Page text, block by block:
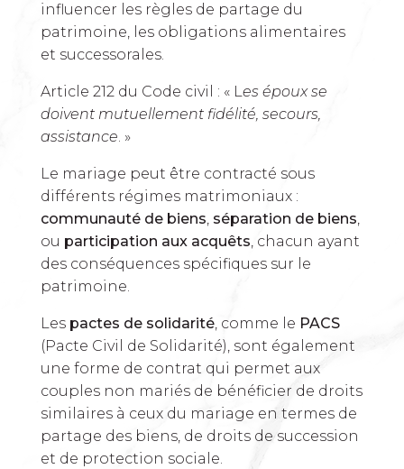
influencer les règles de partage du
patrimoine, les obligations alimentaires
et successorales.
Article 212 du Code civil : « Les époux se
doivent mutuellement fidélité, secours,
assistance. »
Le mariage peut être contracté sous
différents régimes matrimoniaux :
communauté de biens, séparation de biens,
ou participation aux acquêts, chacun ayant
des conséquences spécifiques sur le
patrimoine.
Les pactes de solidarité, comme le PACS
(Pacte Civil de Solidarité), sont également
une forme de contrat qui permet aux
couples non mariés de bénéficier de droits
similaires à ceux du mariage en termes de
partage des biens, de droits de succession
et de protection sociale.